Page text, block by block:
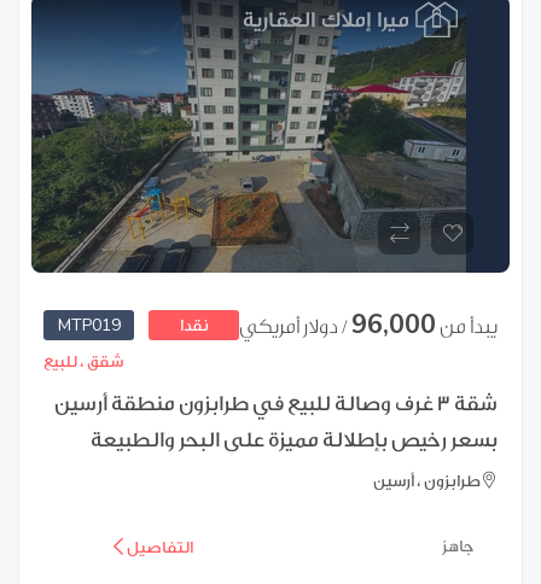
MTP019 نقدا يبدأ من 96,000 / دولار أمريكي
شقق ،للبيع
شقة 3 غرف وصالة للبيع في طرابزون منطقة أرسين
بسعر رخيص بإطلالة مميزة على البحر والطبيعة
طرابزون ، أرسين
التفاصيل